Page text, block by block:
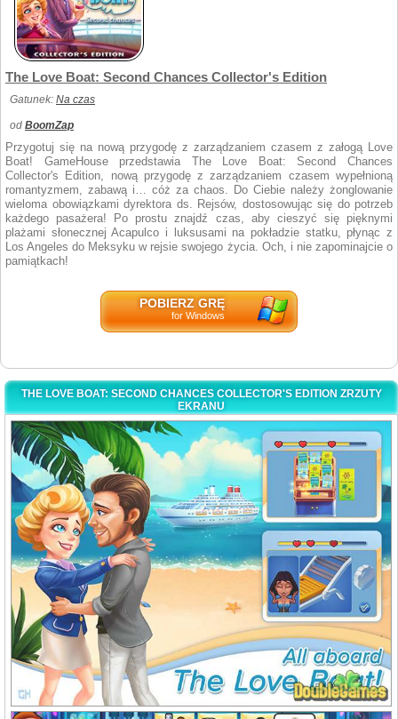
The Love Boat: Second Chances Collector's Edition
Gatunek: Na czas
od BoomZap
Przygotuj się na nową przygodę z zarządzaniem czasem z załogą Love
Boat! GameHouse przedstawia The Love Boat: Second Chances
Collector's Edition, nową przygodę z zarządzaniem czasem wypełnioną
romantyzmem, zabawą i… cóż za chaos. Do Ciebie należy żonglowanie
wieloma obowiązkami dyrektora ds. Rejsów, dostosowując się do potrzeb
każdego pasażera! Po prostu znajdź czas, aby cieszyć się pięknymi
plażami słonecznej Acapulco i luksusami na pokładzie statku, płynąc z
Los Angeles do Meksyku w rejsie swojego życia. Och, i nie zapominajcie o
pamiątkach!
POBIERZ GRĘ
for Windows
THE LOVE BOAT: SECOND CHANCES COLLECTOR'S EDITION ZRZUTY
EKRANU